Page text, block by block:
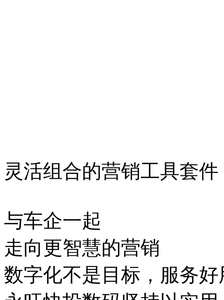
灵活组合的营销工具套件
与车企一起
走向更智慧的营销
数字化不是目标，服务